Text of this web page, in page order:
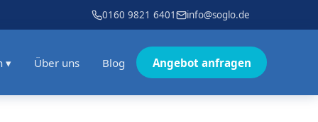
0160 9821 6401 info@soglo.de
▾ Über uns Blog Angebot anfragen